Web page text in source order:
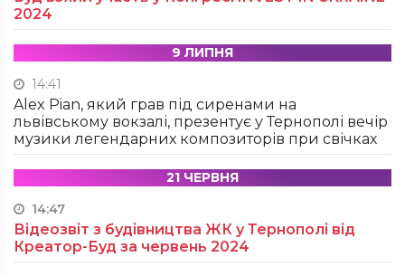
2024
9 ЛИПНЯ
14:41
Alex Pian, який грав під сиренами на
львівському вокзалі, презентує у Тернополі вечір
музики легендарних композиторів при свічках
21 ЧЕРВНЯ
14:47
Відеозвіт з будівництва ЖК у Тернополі від
Креатор-Буд за червень 2024